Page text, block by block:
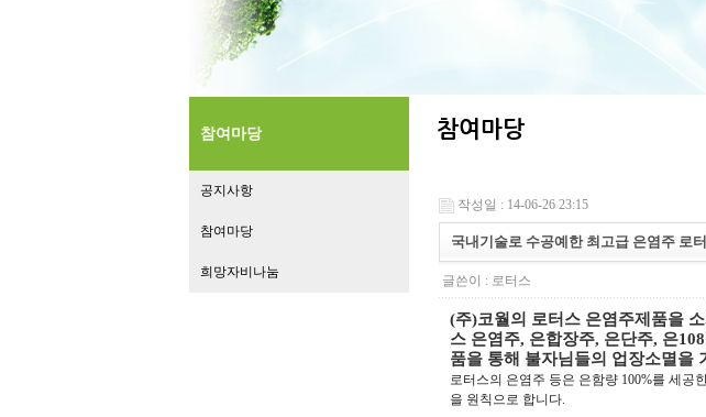
참여마당
공지사항
참여마당
희망자비나눔
작성일 : 14-06-26 23:15
국내기술로 수공예한 최고급 은염주 로
글쓴이 : 로터스
(주)코월의 로터스 은염주제품을
스 은염주, 은합장주, 은단주, 은
품을 통해 불자님들의 업장소멸을
로터스의 은염주 등은 은함량 100%를 세
을 원칙으로 합니다.